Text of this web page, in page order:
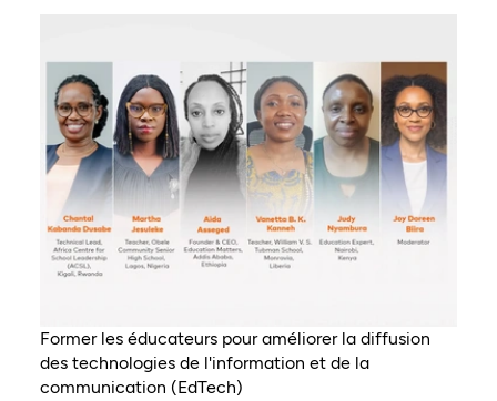
Former les éducateurs pour améliorer la diffusion
des technologies de l'information et de la
communication (EdTech)